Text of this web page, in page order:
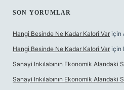
SON YORUMLAR
Hangi Besinde Ne Kadar Kalori Var için
Hangi Besinde Ne Kadar Kalori Var için
Sanayi Inkılabının Ekonomik Alandaki
Sanayi Inkılabının Ekonomik Alandaki